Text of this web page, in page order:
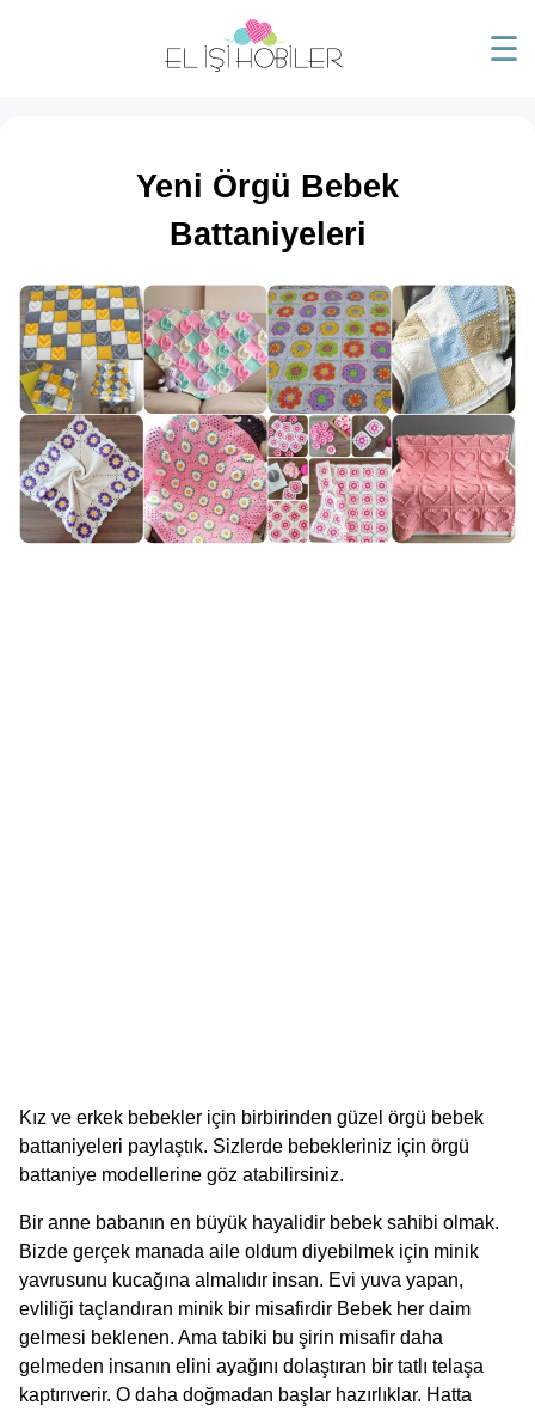
☰
Yeni Örgü Bebek
Battaniyeleri
Kız ve erkek bebekler için birbirinden güzel örgü bebek
battaniyeleri paylaştık. Sizlerde bebekleriniz için örgü
battaniye modellerine göz atabilirsiniz.
Bir anne babanın en büyük hayalidir bebek sahibi olmak.
Bizde gerçek manada aile oldum diyebilmek için minik
yavrusunu kucağına almalıdır insan. Evi yuva yapan,
evliliği taçlandıran minik bir misafirdir Bebek her daim
gelmesi beklenen. Ama tabiki bu şirin misafir daha
gelmeden insanın elini ayağını dolaştıran bir tatlı telaşa
kaptırıverir. O daha doğmadan başlar hazırlıklar. Hatta